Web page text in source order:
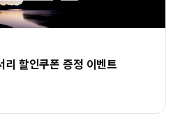
할인쿠폰 증정 이벤트